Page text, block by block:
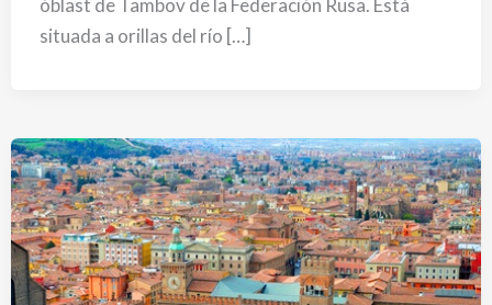
óblast de Tambov de la Federación Rusa. Está
situada a orillas del río […]